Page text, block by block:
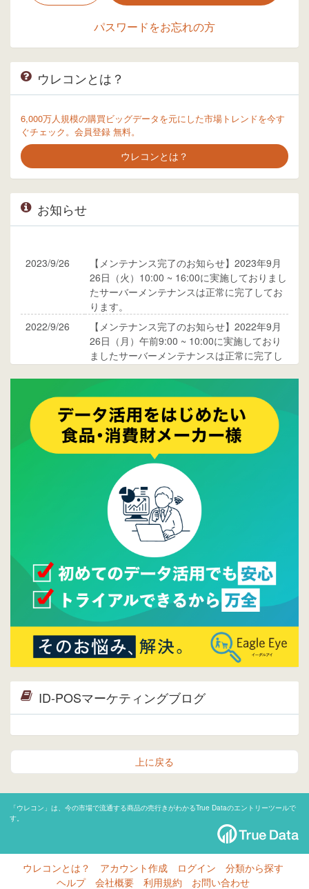
パスワードをお忘れの方
ウレコンとは？
6,000万人規模の購買ビッグデータを元にした市場トレンドを今す
ぐチェック。会員登録 無料。
ウレコンとは？
お知らせ
2023/9/26
【メンテナンス完了のお知らせ】2023年9月
26日（火）10:00 ~ 16:00に実施しておりまし
たサーバーメンテナンスは正常に完了してお
ります。
2022/9/26
【メンテナンス完了のお知らせ】2022年9月
26日（月）午前9:00 ~ 10:00に実施しており
ましたサーバーメンテナンスは正常に完了し
ご覧ください。
2015/10/19
ウレコンのサイト機能を大幅バージョンアッ
プ。詳細はこちら。⇒告知ページへ
2015/09/28
ウレコンが機能拡充し、サイトリニューアル
しました。⇒
ウレコンFacebook
Facebookページを開設しました。詳細は
ら。
ウレコンサイトリリースしました。
ID-POSマーケティングブログ
上に戻る
「ウレコン」は、今の市場で流通する商品の売行きがわかるTrue Dataのエントリーツールで
す。
ウレコンとは？ アカウント作成 ログイン
分類から探す
ヘルプ
会社概要 利用規約 お問い合わせ